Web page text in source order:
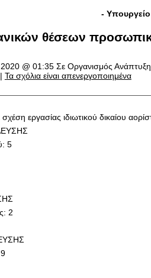
-
θέσεων
@ 01:35 Σε Οργανισμός
Τα σχόλια είναι απενεργοποιημένα
εργασίας ιδιωτικού δικαίου
5
2